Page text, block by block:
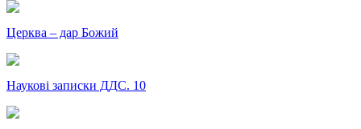
Церква – дар Божий
Наукові записки ДДС. 10